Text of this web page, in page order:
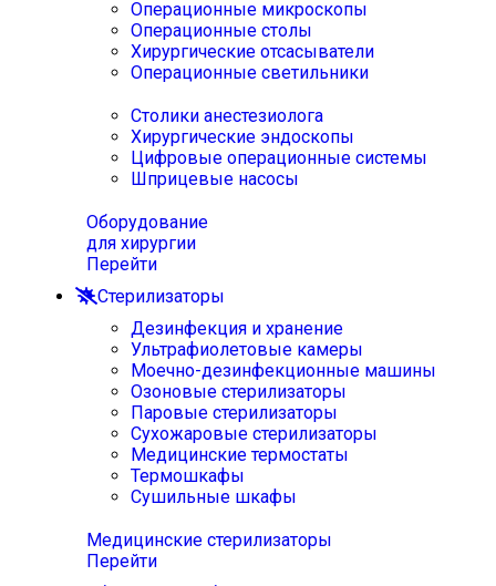
Операционные микроскопы
Операционные столы
Хирургические отсасыватели
Операционные светильники
Столики анестезиолога
Хирургические эндоскопы
Цифровые операционные системы
Шприцевые насосы
Оборудование
для хирургии
Перейти
Стерилизаторы
Дезинфекция и хранение
Ультрафиолетовые камеры
Моечно-дезинфекционные машины
Озоновые стерилизаторы
Паровые стерилизаторы
Сухожаровые стерилизаторы
Медицинские термостаты
Термошкафы
Сушильные шкафы
Медицинские стерилизаторы
Перейти